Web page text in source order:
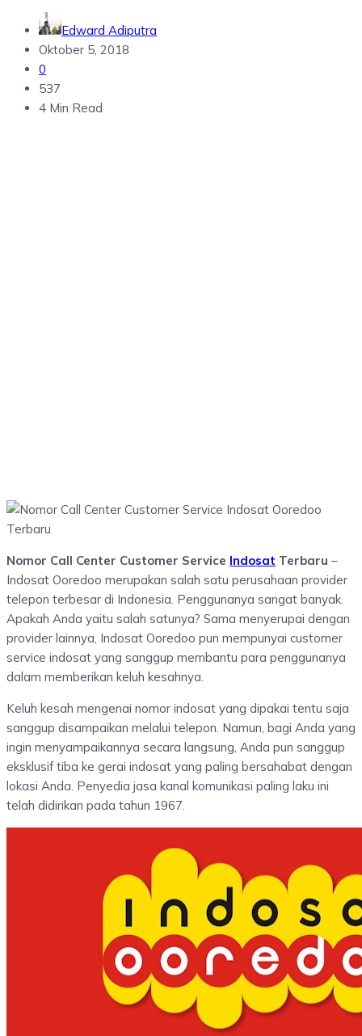
Edward Adiputra
Oktober 5, 2018
0
537
4 Min Read
Nomor Call Center Customer Service Indosat Terbaru –
Indosat Ooredoo merupakan salah satu perusahaan provider
telepon terbesar di Indonesia. Penggunanya sangat banyak.
Apakah Anda yaitu salah satunya? Sama menyerupai dengan
provider lainnya, Indosat Ooredoo pun mempunyai customer
service indosat yang sanggup membantu para penggunanya
dalam memberikan keluh kesahnya.
Keluh kesah mengenai nomor indosat yang dipakai tentu saja
sanggup disampaikan melalui telepon. Namun, bagi Anda yang
ingin menyampaikannya secara langsung, Anda pun sanggup
eksklusif tiba ke gerai indosat yang paling bersahabat dengan
lokasi Anda. Penyedia jasa kanal komunikasi paling laku ini
telah didirikan pada tahun 1967.